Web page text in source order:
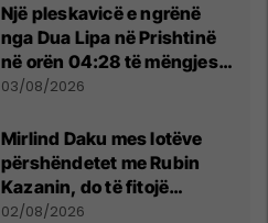
Një pleskavicë e ngrënë
nga Dua Lipa në Prishtinë
në orën 04:28 të mëngjesit
- dhe bota digjitale serbe
03/08/2026
Mirlind Daku mes lotëve
përshëndetet me Rubin
Kazanin, do të fitojë
miliona te Spartak Moska
02/08/2026